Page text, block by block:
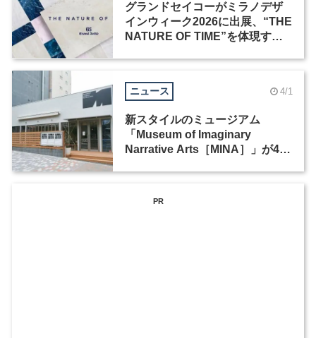
グランドセイコーがミラノデザ
インウィーク2026に出展、“THE
NATURE OF TIME”を体現する
ニュース 4/1
新スタイルのミュージアム
「Museum of Imaginary
Narrative Arts［MINA］」が4月
PR